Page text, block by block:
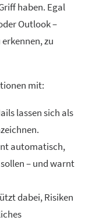
haben. Egal
Outlook –
zu
mit:
lassen sich als
automatisch,
– und warnt
dabei, Risiken